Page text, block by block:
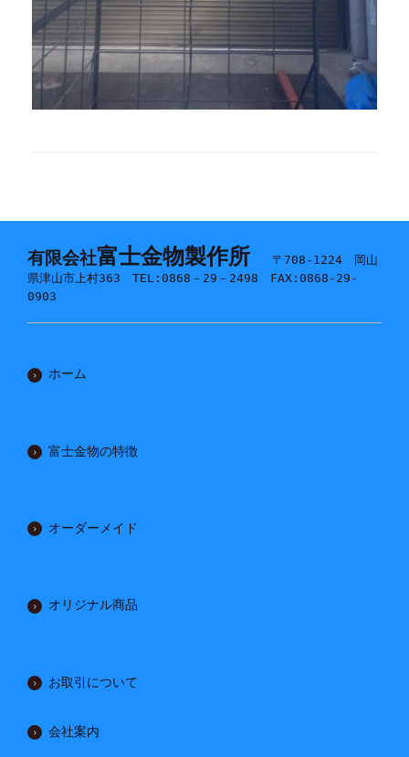
有限会社富士金物製作所
〒708-1224 岡山
県津山市上村363 TEL:0868－29－2498 FAX:0868-29-
0903
ホーム
富士金物の特徴
オーダーメイド
オリジナル商品
お取引について
会社案内